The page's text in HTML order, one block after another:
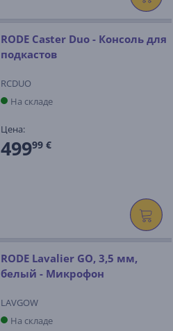
RODE Caster Duo - Консоль для
подкастов
RCDUO
На складе
Цена:
49999 €
RODE Lavalier GO, 3,5 мм,
белый - Микрофон
LAVGOW
На складе